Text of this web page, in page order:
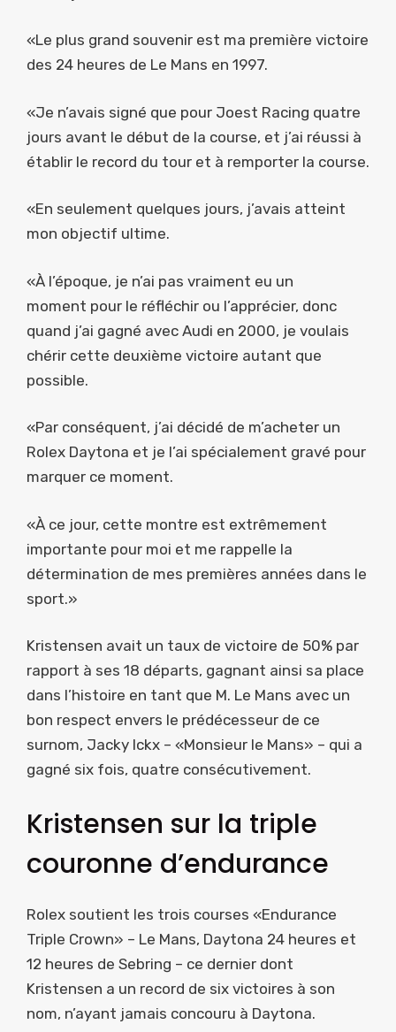
«Le plus grand souvenir est ma première victoire
des 24 heures de Le Mans en 1997.
«Je n’avais signé que pour Joest Racing quatre
jours avant le début de la course, et j’ai réussi à
établir le record du tour et à remporter la course.
«En seulement quelques jours, j’avais atteint
mon objectif ultime.
«À l’époque, je n’ai pas vraiment eu un
moment pour le réfléchir ou l’apprécier, donc
quand j’ai gagné avec Audi en 2000, je voulais
chérir cette deuxième victoire autant que
possible.
«Par conséquent, j’ai décidé de m’acheter un
Rolex Daytona et je l’ai spécialement gravé pour
marquer ce moment.
«À ce jour, cette montre est extrêmement
importante pour moi et me rappelle la
détermination de mes premières années dans le
sport.»
Kristensen avait un taux de victoire de 50% par
rapport à ses 18 départs, gagnant ainsi sa place
dans l’histoire en tant que M. Le Mans avec un
bon respect envers le prédécesseur de ce
surnom, Jacky Ickx – «Monsieur le Mans» – qui a
gagné six fois, quatre consécutivement.
Kristensen sur la triple
couronne d’endurance
Rolex soutient les trois courses «Endurance
Triple Crown» – Le Mans, Daytona 24 heures et
12 heures de Sebring – ce dernier dont
Kristensen a un record de six victoires à son
nom, n’ayant jamais concouru à Daytona.